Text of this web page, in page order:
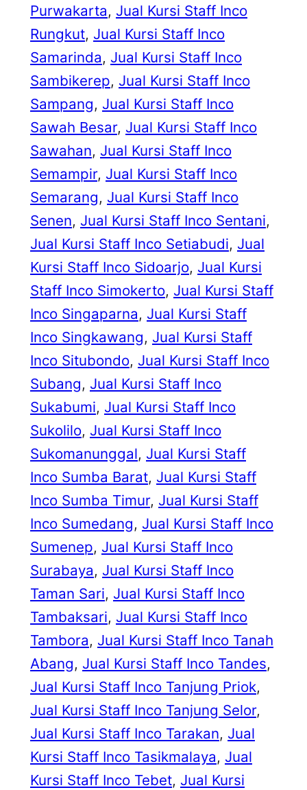
Purwakarta, Jual Kursi Staff Inco
Rungkut, Jual Kursi Staff Inco
Samarinda, Jual Kursi Staff Inco
Sambikerep, Jual Kursi Staff Inco
Sampang, Jual Kursi Staff Inco
Sawah Besar, Jual Kursi Staff Inco
Sawahan, Jual Kursi Staff Inco
Semampir, Jual Kursi Staff Inco
Semarang, Jual Kursi Staff Inco
Senen, Jual Kursi Staff Inco Sentani
Jual Kursi Staff Inco Setiabudi, Jual
Kursi Staff Inco Sidoarjo, Jual Kursi
Staff Inco Simokerto, Jual Kursi Staff
Inco Singaparna, Jual Kursi Staff
Inco Singkawang, Jual Kursi Staff
Inco Situbondo, Jual Kursi Staff Inco
Subang, Jual Kursi Staff Inco
Sukabumi, Jual Kursi Staff Inco
Sukolilo, Jual Kursi Staff Inco
Sukomanunggal, Jual Kursi Staff
Inco Sumba Barat, Jual Kursi Staff
Inco Sumba Timur, Jual Kursi Staff
Inco Sumedang, Jual Kursi Staff Inco
Sumenep, Jual Kursi Staff Inco
Surabaya, Jual Kursi Staff Inco
Taman Sari, Jual Kursi Staff Inco
Tambaksari, Jual Kursi Staff Inco
Tambora, Jual Kursi Staff Inco Tanah
Abang, Jual Kursi Staff Inco Tandes
Jual Kursi Staff Inco Tanjung Priok
Jual Kursi Staff Inco Tanjung Selor
Jual Kursi Staff Inco Tarakan, Jual
Kursi Staff Inco Tasikmalaya, Jual
Kursi Staff Inco Tebet, Jual Kursi